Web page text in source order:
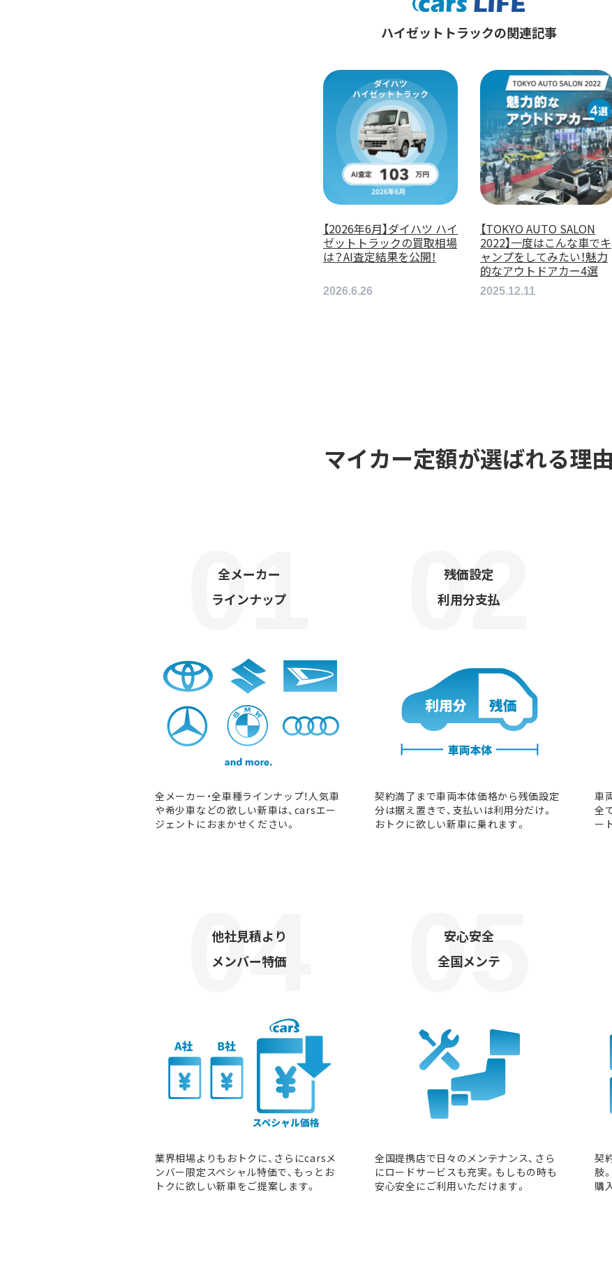
ハイゼットトラックの関連記事
【2026年6月】ダイハツ ハイ
ゼットトラックの買取相場
は？AI査定結果を公開！
2026.6.26
【TOKYO AUTO SALON
2022】一度はこんな車でキ
ャンプをしてみたい！魅力
的なアウトドアカー4選
2025.12.11
マイカー定額が選ばれる理由
全メーカー
ラインナップ
全メーカー・全車種ラインナップ！人気車
や希少車などの欲しい新車は、carsエー
ジェントにおまかせください。
残価設定
利用分支払
契約満了まで車両本体価格から残価設定
分は据え置きで、支払いは利用分だけ。
おトクに欲しい新車に乗れます。
車
全
ー
他社見積より
メンバー特価
業界相場よりもおトクに、さらにcarsメ
ンバー限定スペシャル特価で、もっとお
トクに欲しい新車をご提案します。
安心安全
全国メンテ
全国提携店で日々のメンテナンス、さら
にロードサービスも充実。もしもの時も
安心安全にご利用いただけます。
契
肢
購